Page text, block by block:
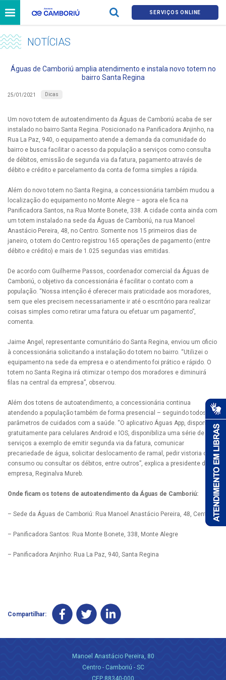
SERVIÇOS ONLINE
NOTÍCIAS
Águas de Camboriú amplia atendimento e instala novo totem no
bairro Santa Regina
25/01/2021 Dicas
Um novo totem de autoatendimento da Águas de Camboriú acaba de ser
instalado no bairro Santa Regina. Posicionado na Panificadora Anjinho, na
Rua La Paz, 940, o equipamento atende a demanda da comunidade do
bairro e busca facilitar o acesso da população a serviços como consulta
de débitos, emissão de segunda via da fatura, pagamento através de
débito e crédito e parcelamento da conta de forma simples a rápida.
Além do novo totem no Santa Regina, a concessionária também mudou a
localização do equipamento no Monte Alegre – agora ele fica na
Panificadora Santos, na Rua Monte Bonete, 338. A cidade conta ainda com
um totem instalado na sede da Águas de Camboriú, na rua Manoel
Anastácio Pereira, 48, no Centro. Somente nos 15 primeiros dias de
janeiro, o totem do Centro registrou 165 operações de pagamento (entre
débito e crédito) e mais de 1.025 segundas vias emitidas.
De acordo com Guilherme Passos, coordenador comercial da Águas de
Camboriú, o objetivo da concessionária é facilitar o contato com a
população. “Nossa intenção é oferecer mais praticidade aos moradores,
sem que eles precisem necessariamente ir até o escritório para realizar
coisas simples como retirar uma fatura ou efetuar um pagamento”,
comenta.
Jaime Angel, representante comunitário do Santa Regina, enviou um oficio
à concessionária solicitando a instalação do totem no bairro. “Utilizei o
equipamento na sede da empresa e o atendimento foi prático e rápido. O
totem no Santa Regina irá otimizar o tempo dos moradores e diminuirá
filas na central da empresa”, observou.
Além dos totens de autoatendimento, a concessionária continua
atendendo a população também de forma presencial – seguindo todos os
parâmetros de cuidados com a saúde. “O aplicativo Águas App, disponível
gratuitamente para celulares Android e IOS, disponibiliza uma série de
serviços a exemplo de emitir segunda via da fatura, comunicar
precariedade de água, solicitar deslocamento de ramal, pedir vistoria de
consumo ou consultar os débitos, entre outros”, explica a presidente da
empresa, Reginalva Mureb.
Onde ficam os totens de autoatendimento da Águas de Camboriú:
– Sede da Águas de Camboriú: Rua Manoel Anastácio Pereira, 48, Centro
– Panificadora Santos: Rua Monte Bonete, 338, Monte Alegre
– Panificadora Anjinho: Rua La Paz, 940, Santa Regina
Compartilhar:
Manoel Anastácio Pereira, 80
Centro - Camboriú - SC
CEP 88340-000